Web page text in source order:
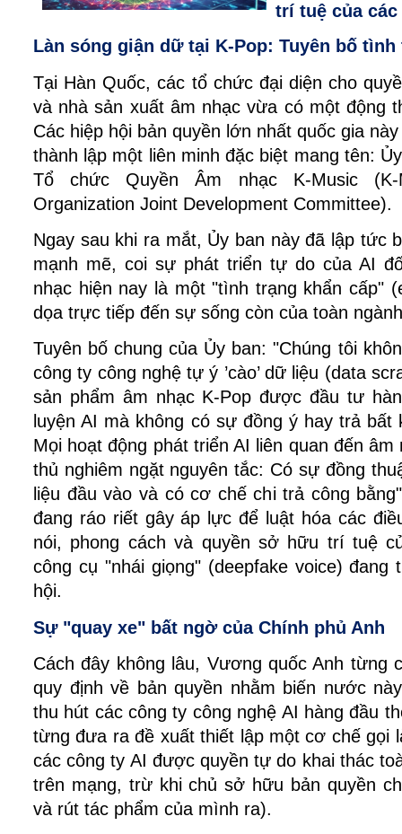
trí tuệ của
Làn sóng giận dữ tại K-Pop: Tuyên bố tình
Tại Hàn Quốc, các tổ chức đại diện cho
và nhà sản xuất âm nhạc vừa có một động
Các hiệp hội bản quyền lớn nhất quốc gia
thành lập một liên minh đặc biệt mang tên:
Tổ chức Quyền Âm nhạc K-Music (K-
Organization Joint Development Committee).
Ngay sau khi ra mắt, Ủy ban này đã lập tức
mạnh mẽ, coi sự phát triển tự do của AI
nhạc hiện nay là một "tình trạng khẩn cấp"
dọa trực tiếp đến sự sống còn của toàn
Tuyên bố chung của Ủy ban: "Chúng tôi
công ty công nghệ tự ý ’cào’ dữ liệu (data
sản phẩm âm nhạc K-Pop được đầu tư
luyện AI mà không có sự đồng ý hay trả bất
Mọi hoạt động phát triển AI liên quan đến
thủ nghiêm ngặt nguyên tắc: Có sự đồng
liệu đầu vào và có cơ chế chi trả công
đang ráo riết gây áp lực để luật hóa các
nói, phong cách và quyền sở hữu trí tuệ
công cụ "nhái giọng" (deepfake voice) đang
hội.
Sự "quay xe" bất ngờ của Chính phủ Anh
Cách đây không lâu, Vương quốc Anh từng
quy định về bản quyền nhằm biến nước
thu hút các công ty công nghệ AI hàng đầu
từng đưa ra đề xuất thiết lập một cơ chế gọi
các công ty AI được quyền tự do khai thác
trên mạng, trừ khi chủ sở hữu bản quyền
và rút tác phẩm của mình ra).